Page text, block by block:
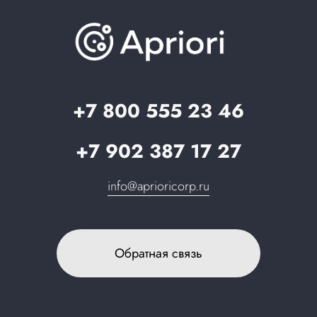
+7 800 555 23 46
+7 902 387 17 27
info@aprioricorp.ru
Обратная связь
О компании
Вопрос-ответ
Запрос в поддержку